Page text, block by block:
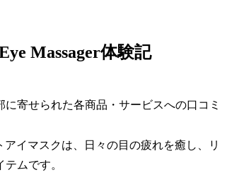
Massager体験記
寄せられた各商品・サービスへの口コミ
アイマスクは、日々の目の疲れを癒し、リ
ムです。